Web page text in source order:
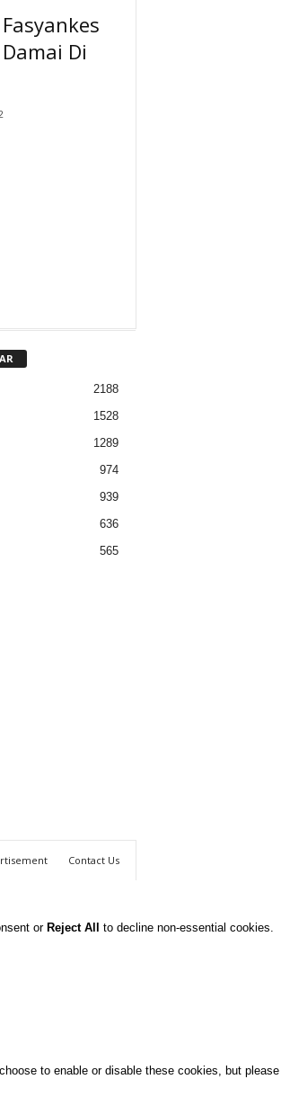
Di
2188
1528
1289
974
939
636
565
Contact Us
or Reject All to decline non-essential cookies.
to enable or disable these cookies, but please